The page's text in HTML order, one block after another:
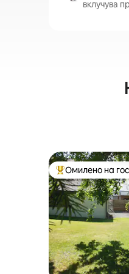
вклучува
МеѓуОмилено на